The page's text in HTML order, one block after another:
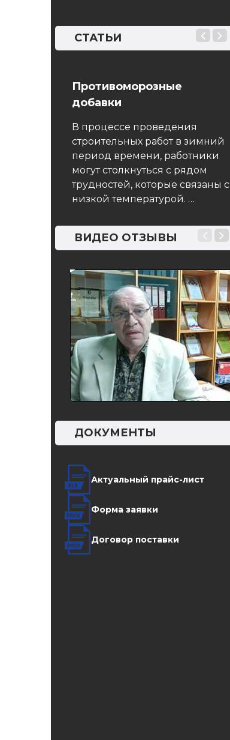
СТАТЬИ
Противоморозные
добавки
В процессе проведения
строительных работ в зимний
период времени, работники
могут столкнуться с рядом
трудностей, которые связаны с
низкой температурой. …
ВИДЕО ОТЗЫВЫ
ДОКУМЕНТЫ
Актуальный прайс-лист
Форма заявки
Договор поставки